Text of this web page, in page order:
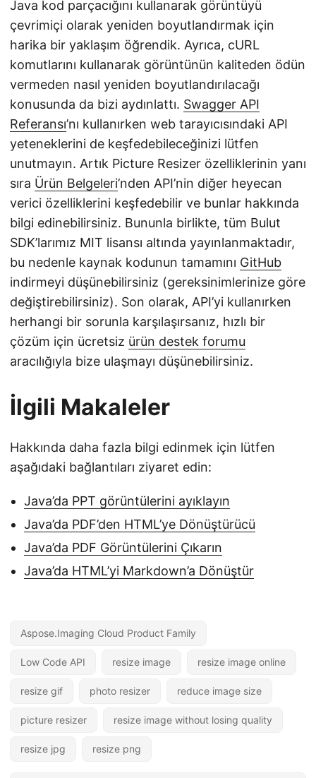
Java kod parçacığını kullanarak görüntüyü
çevrimiçi olarak yeniden boyutlandırmak için
harika bir yaklaşım öğrendik. Ayrıca, cURL
komutlarını kullanarak görüntünün kaliteden ödün
vermeden nasıl yeniden boyutlandırılacağı
konusunda da bizi aydınlattı. Swagger API
Referansı’nı kullanırken web tarayıcısındaki API
yeteneklerini de keşfedebileceğinizi lütfen
unutmayın. Artık Picture Resizer özelliklerinin yanı
sıra Ürün Belgeleri’nden API’nin diğer heyecan
verici özelliklerini keşfedebilir ve bunlar hakkında
bilgi edinebilirsiniz. Bununla birlikte, tüm Bulut
SDK’larımız MIT lisansı altında yayınlanmaktadır,
bu nedenle kaynak kodunun tamamını GitHub
indirmeyi düşünebilirsiniz (gereksinimlerinize göre
değiştirebilirsiniz). Son olarak, API’yi kullanırken
herhangi bir sorunla karşılaşırsanız, hızlı bir
çözüm için ücretsiz ürün destek forumu
aracılığıyla bize ulaşmayı düşünebilirsiniz.
İlgili Makaleler
Hakkında daha fazla bilgi edinmek için lütfen
aşağıdaki bağlantıları ziyaret edin:
Java’da PPT görüntülerini ayıklayın
Java’da PDF’den HTML’ye Dönüştürücü
Java’da PDF Görüntülerini Çıkarın
Java’da HTML’yi Markdown’a Dönüştür
Aspose.Imaging Cloud Product Family
Low Code API resize image resize image online
resize gif photo resizer reduce image size
picture resizer resize image without losing quality
resize jpg resize png